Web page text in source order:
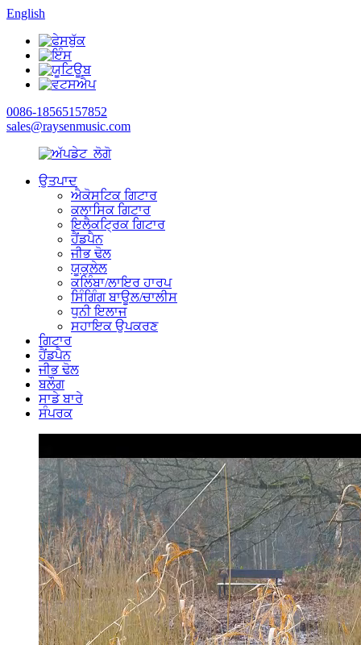
English
0086-18565157852
sales@raysenmusic.com
ਉਤਪਾਦ
ਐਕੋਸਟਿਕ ਗਿਟਾਰ
ਕਲਾਸਿਕ ਗਿਟਾਰ
ਇਲੈਕਟ੍ਰਿਕ ਗਿਟਾਰ
ਹੈਂਡਪੈਨ
ਜੀਭ ਢੋਲ
ਯੂਕੁਲੇਲ
ਕਲਿੰਬਾ/ਲਾਇਰ ਹਾਰਪ
ਸਿੰਗਿੰਗ ਬਾਊਲ/ਚਾਲੀਸ
ਧੁਨੀ ਇਲਾਜ
ਸਹਾਇਕ ਉਪਕਰਣ
ਗਿਟਾਰ
ਹੈਂਡਪੈਨ
ਜੀਭ ਢੋਲ
ਬਲੌਗ
ਸਾਡੇ ਬਾਰੇ
ਸੰਪਰਕ